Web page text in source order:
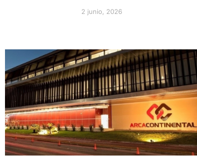
2 junio, 2026